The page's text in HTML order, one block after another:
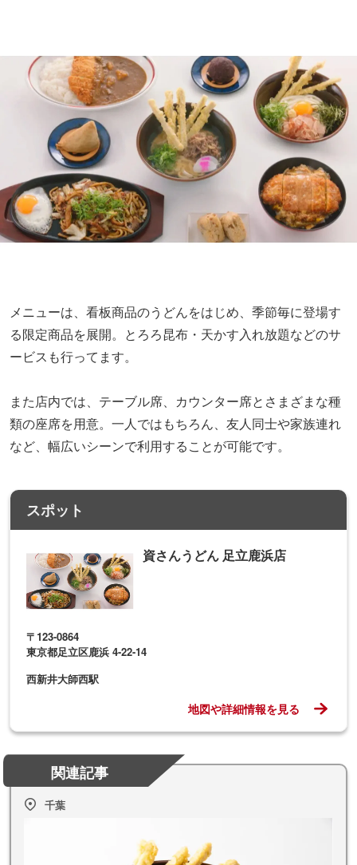
メニューは、看板商品のうどんをはじめ、季節毎に登場す
る限定商品を展開。とろろ昆布・天かす入れ放題などのサ
ービスも行ってます。
また店内では、テーブル席、カウンター席とさまざまな種
類の座席を用意。一人ではもちろん、友人同士や家族連れ
など、幅広いシーンで利用することが可能です。
スポット
資さんうどん 足立鹿浜店
〒123-0864
東京都足立区鹿浜 4-22-14
西新井大師西駅
地図や詳細情報を見る
関連記事
千葉